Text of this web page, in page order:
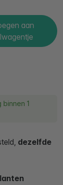
aan
binnen 1
dezelfde